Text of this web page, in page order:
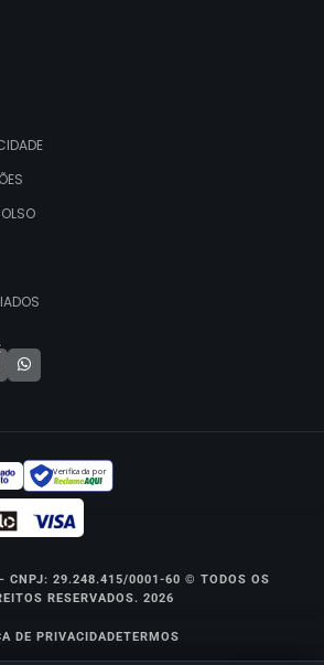
Verificada por
CNPJ: 29.248.415/0001-60 © TODOS OS
RESERVADOS. 2026
DE PRIVACIDADETERMOS